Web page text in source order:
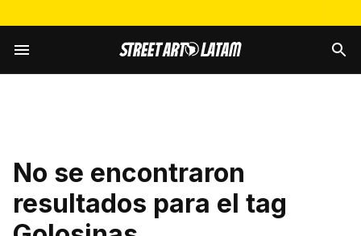
No se encontraron
resultados para el tag